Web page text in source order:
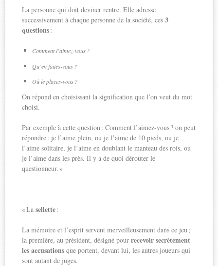
La personne qui doit deviner rentre. Elle adresse
successivement à chaque personne de la société, ces3
questions:
Comment l’aimez-vous ?
Qu’en faites-vous ?
Où le placez-vous ?
On répond en choisissant la signification que l’on veut du mot
choisi.
Par exemple à cette question : Comment l’aimez-vous ? on peut
répondre : je l’aime plein, ou je l’aime de 10 pieds, ou je
l’aime solitaire, je l’aime en doublant le manteau des rois, ou
je l’aime dans les près. Il y a de quoi dérouter le
questionneur. »
« Lasellette:
La mémoire et l’esprit servent merveilleusement dans ce jeu ;
la première, au président, désigné pourrecevoir secrètement
les accusations que portent, devant lui, les autres joueurs qui
sont autant de juges.